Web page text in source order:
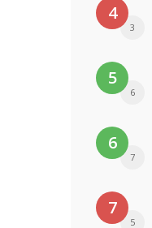
4
3
5
6
6
7
7
5